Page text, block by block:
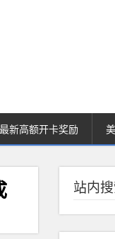
最新高额开卡奖励
站内